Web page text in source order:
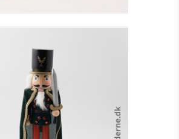
SOLDAT M.GRØN
KAPPE OG SVÆRD
Se detajler